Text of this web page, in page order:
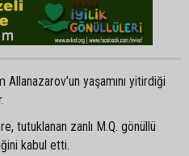
yaşamını yitirdiği
tutuklanan zanlı M.Q. gönüllü
kabul etti.